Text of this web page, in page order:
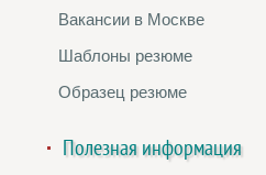
Вакансии в Москве
Шаблоны резюме
Образец резюме
Полезная информация